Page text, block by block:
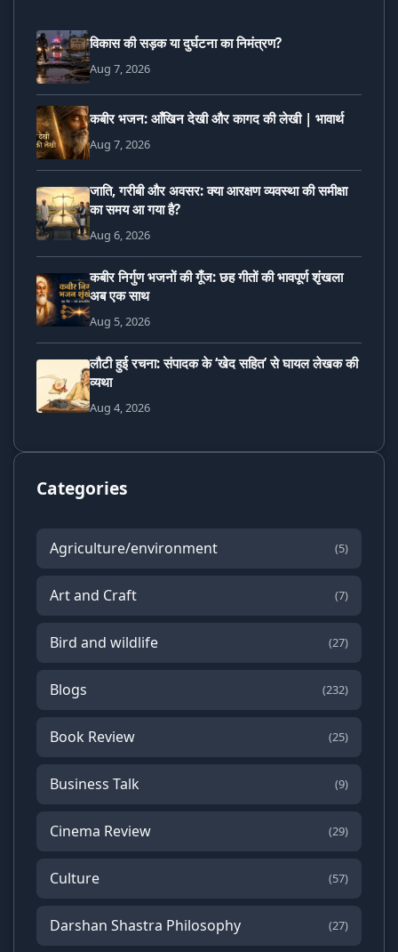
विकास की सड़क या दुर्घटना का निमंत्रण?
Aug 7, 2026
कबीर भजन: आँखिन देखी और कागद की लेखी | भावार्थ
Aug 7, 2026
जाति, गरीबी और अवसर: क्या आरक्षण व्यवस्था की समीक्षा
का समय आ गया है?
Aug 6, 2026
कबीर निर्गुण भजनों की गूँज: छह गीतों की भावपूर्ण शृंखला
अब एक साथ
Aug 5, 2026
लौटी हुई रचना: संपादक के ‘खेद सहित’ से घायल लेखक की
व्यथा
Aug 4, 2026
Categories
Agriculture/environment (5)
Art and Craft (7)
Bird and wildlife (27)
Blogs (232)
Book Review (25)
Business Talk (9)
Cinema Review (29)
Culture (57)
Darshan Shastra Philosophy (27)